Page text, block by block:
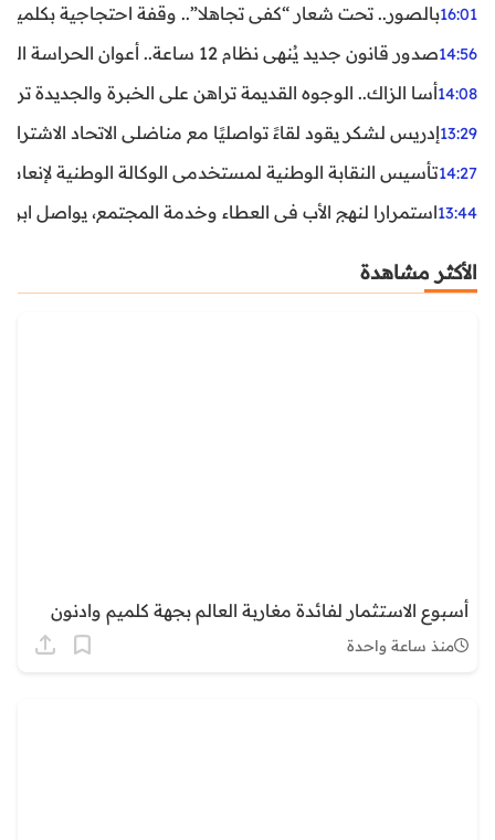
16:01بالصور.. تحت شعار “كفى تجاهلا”.. وقفة احتجاجية بكلميم
14:56صدور قانون جديد يُنهي نظام 12 ساعة.. أعوان الحراسة الخاصة يستفيدون من المدة القانونية للشغل
14:08أسا الزاك.. الوجوه القديمة تراهن على الخبرة والجديدة
13:29إدريس لشكر يقود لقاءً تواصليًا مع مناضلي الاتحاد
14:27تأسيس النقابة الوطنية لمستخدمي الوكالة الوطنية
13:44استمرارا لنهج الأب في العطاء وخدمة المجتمع، يواصل ابن
الأكثر مشاهدة
أسبوع الاستثمار لفائدة مغاربة العالم بجهة كلميم وادنون
منذ ساعة واحدة